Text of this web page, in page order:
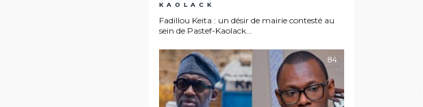
KAOLACK
Fadillou Keita : un désir de mairie contesté au
sein de Pastef-Kaolack...
84